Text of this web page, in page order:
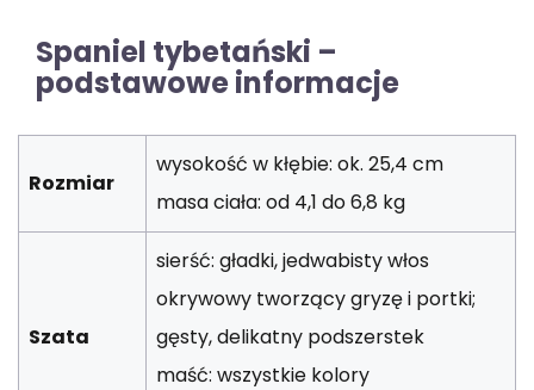
Spaniel tybetański –
podstawowe informacje
Rozmiar
wysokość w kłębie: ok. 25,4 cm
masa ciała: od 4,1 do 6,8 kg
Szata
sierść: gładki, jedwabisty włos
okrywowy tworzący gryzę i portki;
gęsty, delikatny podszerstek
maść: wszystkie kolory